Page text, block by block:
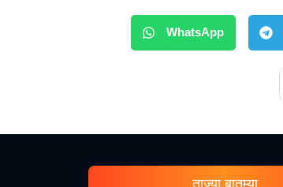
WhatsApp
ताज्या बातम्या